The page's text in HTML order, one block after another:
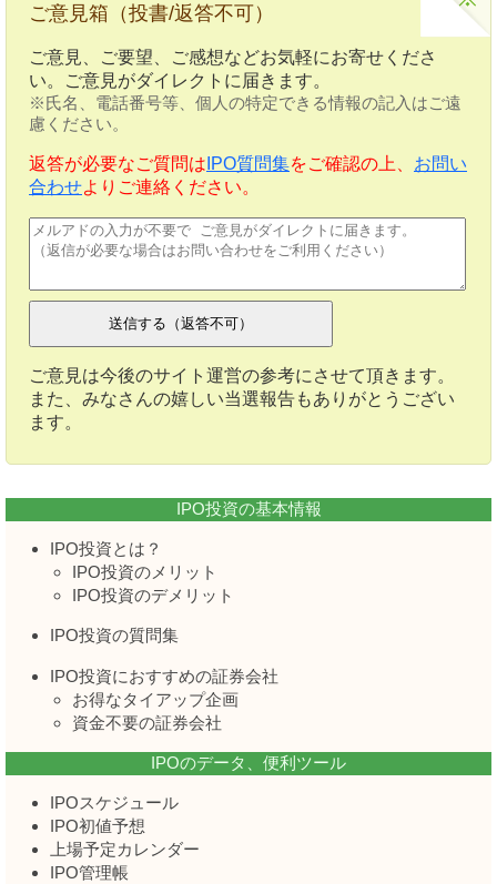
ご意見箱（投書/返答不可）
ご意見、ご要望、ご感想などお気軽にお寄せくださ
い。ご意見がダイレクトに届きます。
※氏名、電話番号等、個人の特定できる情報の記入はご遠
慮ください。
返答が必要なご質問は IPO質問集をご確認の上、 お問い
合わせよりご連絡ください。
ご意見は今後のサイト運営の参考にさせて頂きます。
また、みなさんの嬉しい当選報告もありがとうござい
ます。
IPO投資の基本情報
IPO投資とは？
IPO投資のメリット
IPO投資のデメリット
IPO投資の質問集
IPO投資におすすめの証券会社
お得なタイアップ企画
資金不要の証券会社
IPOのデータ、便利ツール
IPOスケジュール
IPO初値予想
上場予定カレンダー
IPO管理帳